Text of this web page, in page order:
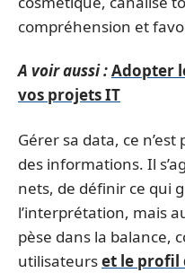
compréhension et
A voir aussi :Adopter
vos projets IT
Gérer sa data, ce
des informations. Il
nets, de définir ce qui
l’interprétation, mais
pèse dans la balance,
utilisateurset le profil